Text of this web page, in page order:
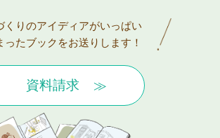
くりのアイディアがいっぱい
ったブックをお送りします！
資料請求